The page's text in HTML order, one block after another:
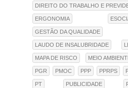
DIREITO DO TRABALHO E
ERGONOMIA
GESTÃO DA QUALIDADE
LAUDO DE INSALUBRIDADE
MAPA DE RISCO MEIO
PGR PMOC PPP PPRPS
PT PUBLICIDADE